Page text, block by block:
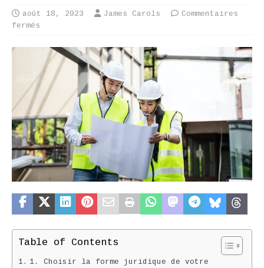
août 18, 2023 James Carols
Commentaires
fermés
Table of Contents
1. Choisir la forme juridique de votre